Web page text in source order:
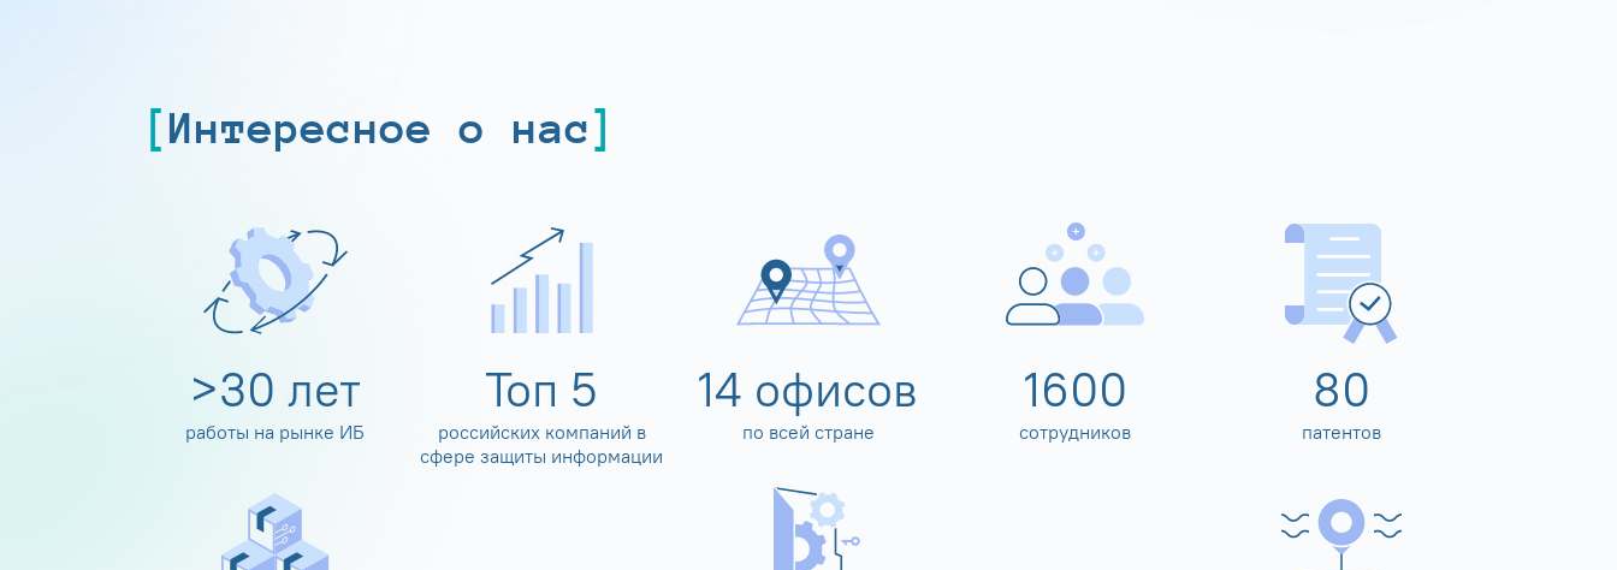
Интересное о нас
>30 лет
работы на рынке ИБ
Топ 5
российских компаний в
сфере защиты информации
14 офисов
по всей стране
1600
сотрудников
80
патентов